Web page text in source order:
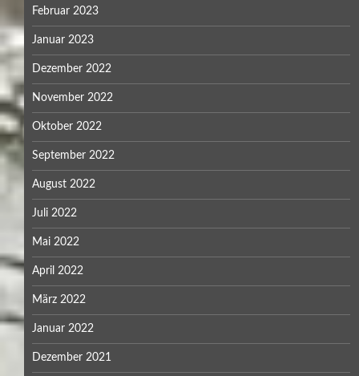
Februar 2023
Januar 2023
Dezember 2022
November 2022
Oktober 2022
September 2022
August 2022
Juli 2022
Mai 2022
April 2022
März 2022
Januar 2022
Dezember 2021